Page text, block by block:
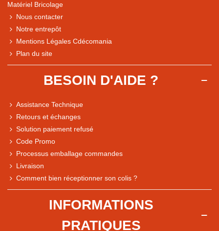
Comparaison des performances du magasin
Express, Chez vous, Point relais, Retrait magasin
Matériel Bricolage
Nous contacter
Notre entrepôt
Mentions Légales Cdécomania
Plan du site
BESOIN D'AIDE ?
Assistance Technique
Retours et échanges
Solution paiement refusé
Code Promo
Processus emballage commandes
Livraison
Comment bien réceptionner son colis ?
INFORMATIONS
PRATIQUES